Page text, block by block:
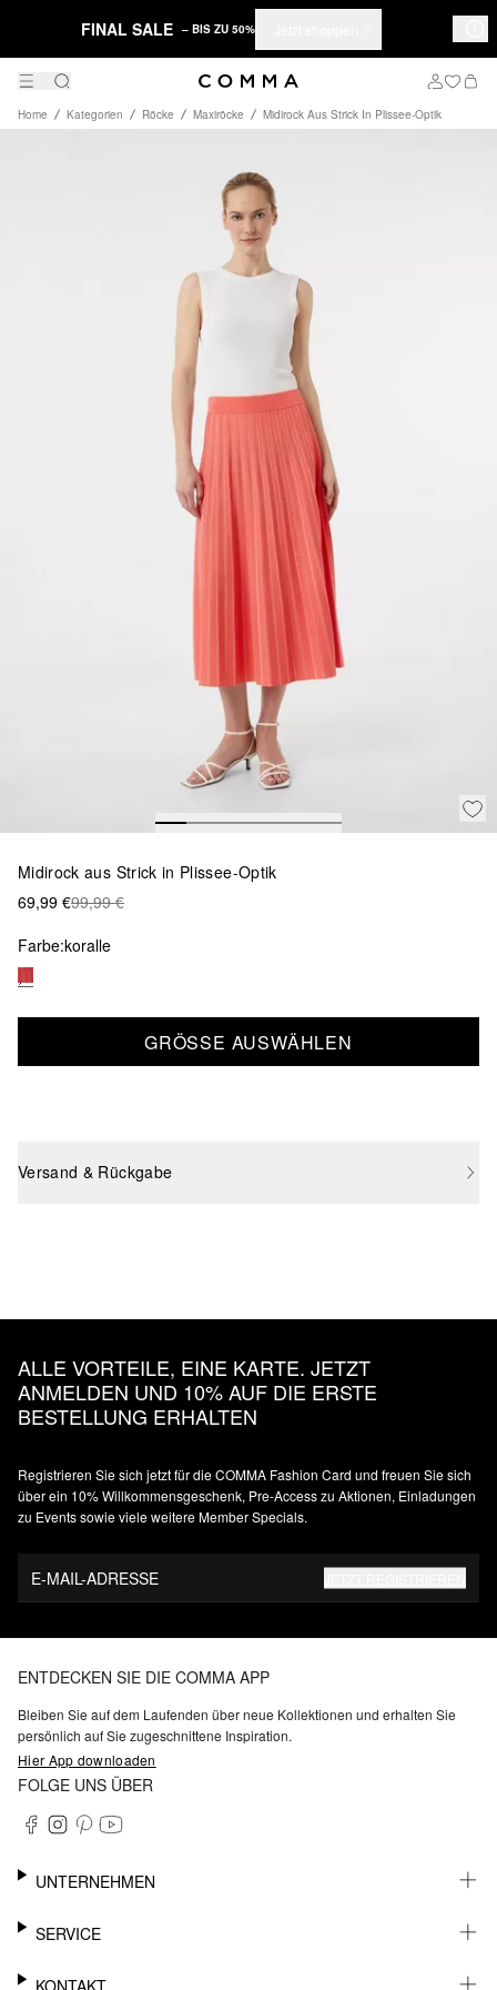
FINAL SALE – BIS ZU 50%
Home Kategorien Röcke Maxiröcke Midirock Aus Strick In Plissee-Optik
Midirock aus Strick in Plissee-Optik
69,99 €99,99 €
Farbe:koralle
GRÖSSE AUSWÄHLEN
Versand & Rückgabe
ALLE VORTEILE, EINE KARTE. JETZT
ANMELDEN UND 10% AUF DIE ERSTE
BESTELLUNG ERHALTEN
Registrieren Sie sich jetzt für die COMMA Fashion Card und freuen Sie sich
über ein 10% Willkommensgeschenk, Pre-Access zu Aktionen, Einladungen
zu Events sowie viele weitere Member Specials.
E-MAIL-ADRESSE
ENTDECKEN SIE DIE COMMA APP
Bleiben Sie auf dem Laufenden über neue Kollektionen und erhalten Sie
persönlich auf Sie zugeschnittene Inspiration.
Hier App downloaden
FOLGE UNS ÜBER
UNTERNEHMEN
KARRIERE
BARRIEREFREIHEIT
SERVICE
WHATSAPP
KONTAKT